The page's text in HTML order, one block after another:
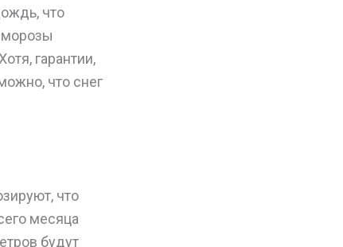
что
морозы
гарантии,
что снег
что
месяца
будут